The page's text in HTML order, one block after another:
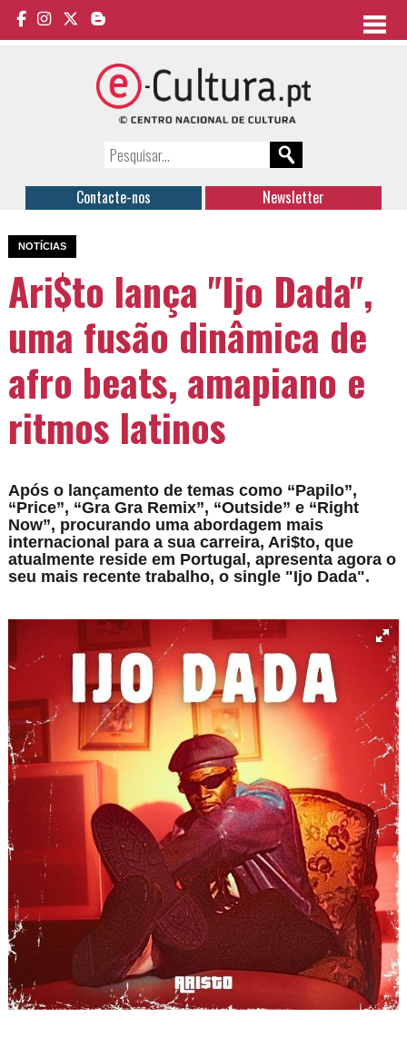
Contacte-nos Newsletter
NOTÍCIAS
Ari$to lança "Ijo Dada",
uma fusão dinâmica de
afro beats, amapiano e
ritmos latinos
Após o lançamento de temas como “Papilo”,
“Price”, “Gra Gra Remix”, “Outside” e “Right
Now”, procurando uma abordagem mais
internacional para a sua carreira, Ari$to, que
atualmente reside em Portugal, apresenta agora o
seu mais recente trabalho, o single "Ijo Dada".